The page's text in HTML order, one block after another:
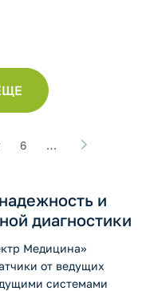
6 …
и
диагностики
Медицина»
от ведущих
системами